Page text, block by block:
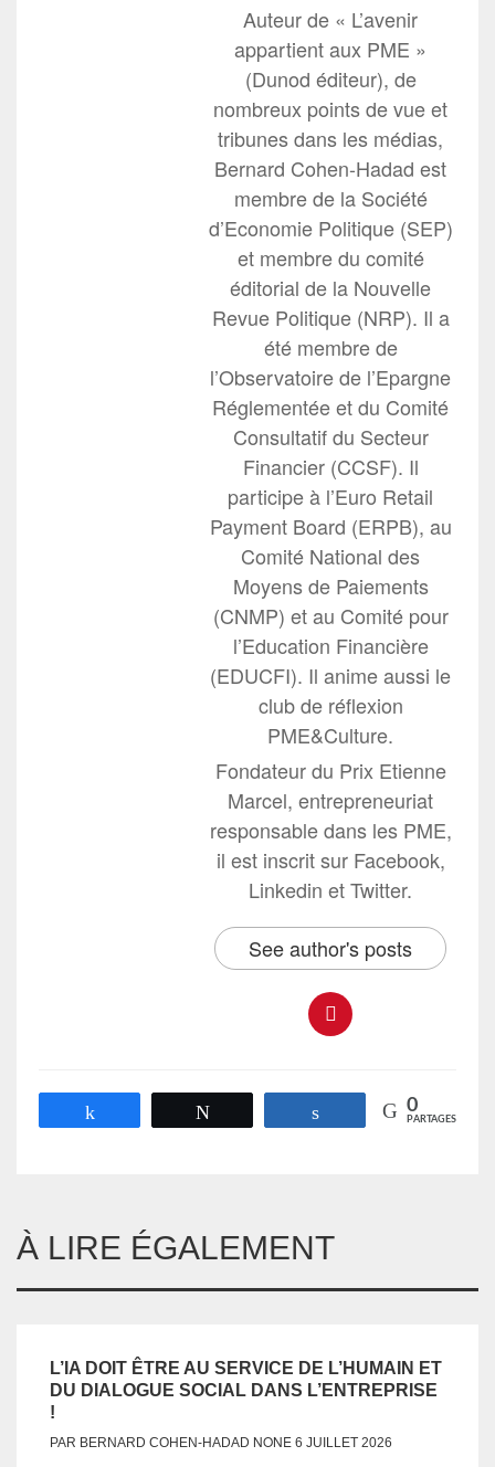
Auteur de « L’avenir
appartient aux PME »
(Dunod éditeur), de
nombreux points de vue et
tribunes dans les médias,
Bernard Cohen-Hadad est
membre de la Société
d’Economie Politique (SEP)
et membre du comité
éditorial de la Nouvelle
Revue Politique (NRP). Il a
été membre de
l’Observatoire de l’Epargne
Réglementée et du Comité
Consultatif du Secteur
Financier (CCSF). Il
participe à l’Euro Retail
Payment Board (ERPB), au
Comité National des
Moyens de Paiements
(CNMP) et au Comité pour
l’Education Financière
(EDUCFI). Il anime aussi le
club de réflexion
PME&Culture.
Fondateur du Prix Etienne
Marcel, entrepreneuriat
responsable dans les PME,
il est inscrit sur Facebook,
Linkedin et Twitter.
See author's posts
Partagez 0
PARTAGES
À LIRE ÉGALEMENT
L’IA DOIT ÊTRE AU SERVICE DE L’HUMAIN ET
DU DIALOGUE SOCIAL DANS L’ENTREPRISE
!
PAR BERNARD COHEN-HADAD NONE 6 JUILLET 2026